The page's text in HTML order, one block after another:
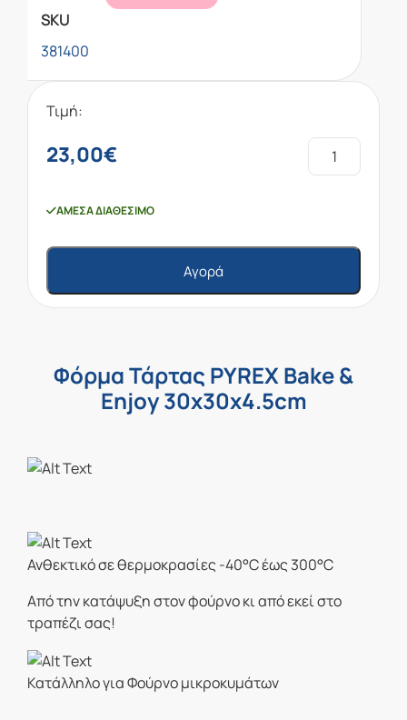
SKU
381400
Τιμή:
23,00€
ΆΜΕΣΑ ΔΙΑΘΈΣΙΜΟ
Αγορά
Φόρμα Τάρτας PYREX Bake &
Enjoy 30x30x4.5cm
Ανθεκτικό σε θερμοκρασίες -40°C έως 300°C
Από την κατάψυξη στον φούρνο κι από εκεί στο
τραπέζι σας!
Κατάλληλο για Φούρνο μικροκυμάτων